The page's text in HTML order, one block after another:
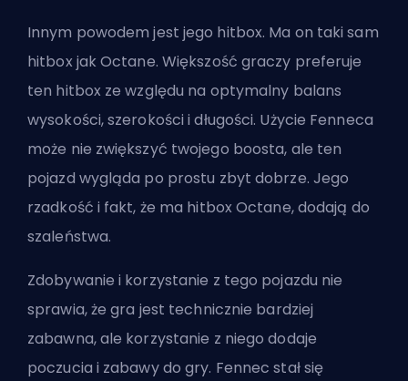
Innym powodem jest jego hitbox. Ma on taki sam
hitbox jak Octane. Większość graczy preferuje
ten hitbox ze względu na optymalny balans
wysokości, szerokości i długości. Użycie Fenneca
może nie zwiększyć twojego boosta, ale ten
pojazd wygląda po prostu zbyt dobrze. Jego
rzadkość i fakt, że ma hitbox Octane, dodają do
szaleństwa.
Zdobywanie i korzystanie z tego pojazdu nie
sprawia, że gra jest technicznie bardziej
zabawna, ale korzystanie z niego dodaje
poczucia i zabawy do gry. Fennec stał się